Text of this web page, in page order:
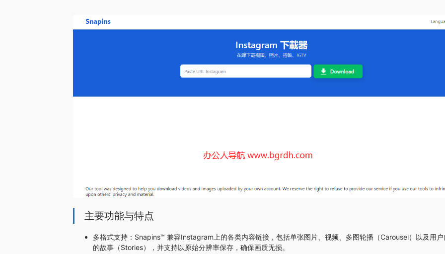
主要功能与特点
多格式支持：Snapins™ 兼容Instagram上的各类内容链接，包括单张图片、视频、多图轮播（Carousel）以及用户
的故事（Stories），并支持以原始分辨率保存，确保画质无损。